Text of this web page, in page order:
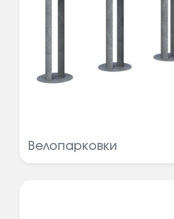
Велопарковки